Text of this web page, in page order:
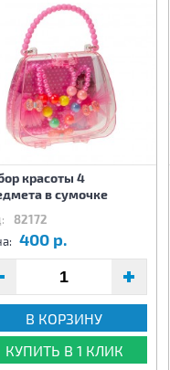
красоты 4
в сумочке
82172
400 р.
В КОРЗИНУ
КУПИТЬ В 1 КЛИК